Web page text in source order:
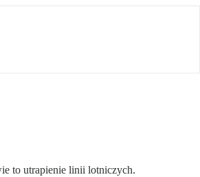
to utrapienie linii lotniczych.